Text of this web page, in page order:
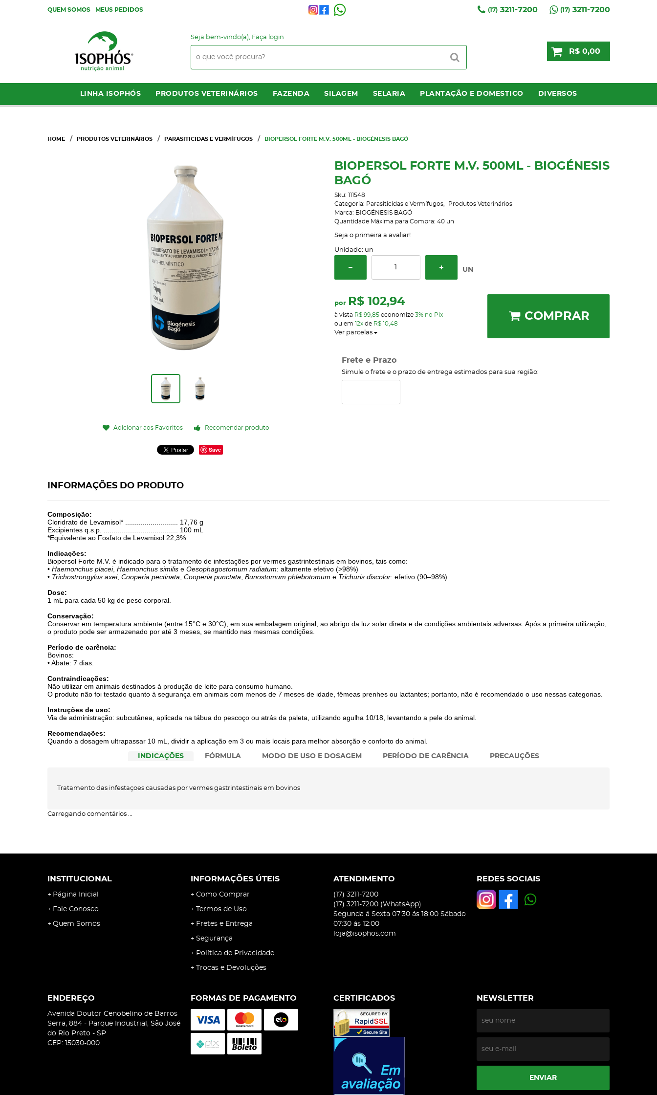
QUEM SOMOS MEUS PEDIDOS (17)3211-7200 (17)3211-7200
Seja bem-vindo(a), Faça login
R$ 0,00
LINHA ISOPHÓS PRODUTOS VETERINÁRIOS FAZENDA SILAGEM SELARIA PLANTAÇÃO E DOMESTICO DIVERSOS
HOME PRODUTOS VETERINÁRIOS PARASITICIDAS E VERMÍFUGOS BIOPERSOL FORTE M.V. 500ML - BIOGÉNESIS BAGÓ
Adicionar aos Favoritos Recomendar produto
Save
BIOPERSOL FORTE M.V. 500ML - BIOGÉNESIS
BAGÓ
Sku: 111548
Categoria: Parasiticidas e Vermífugos
Produtos Veterinários
Marca: BIOGÉNESIS BAGÓ
Quantidade Máxima para Compra: 40 un
Seja o primeira a avaliar!
Unidade: un
UN
por R$ 102,94
à vista R$ 99,85economize 3% no Pix
ou em 12xde R$ 10,48
Ver parcelas
COMPRAR
Frete e Prazo
Simule o frete e o prazo de entrega estimados para sua região:
INFORMAÇÕES DO PRODUTO
Composição:
Cloridrato de Levamisol* ........................... 17,76 g
Excipientes q.s.p. ...................................... 100 mL
*Equivalente ao Fosfato de Levamisol 22,3%
Indicações:
Biopersol Forte M.V. é indicado para o tratamento de infestações por vermes gastrintestinais em bovinos, tais como:
• Haemonchus placei, Haemonchus similis e Oesophagostomum radiatum: altamente efetivo (>98%)
• Trichostrongylus axei, Cooperia pectinata Cooperia punctata Bunostomum phlebotomum e Trichuris discolor: efetivo (90–98%)
Dose:
1 mL para cada 50 kg de peso corporal.
Conservação:
Conservar em temperatura ambiente (entre 15°C e 30°C), em sua embalagem original, ao abrigo da luz solar direta e de condições ambientais adversas. Após a primeira utilização,
o produto pode ser armazenado por até 3 meses, se mantido nas mesmas condições.
Período de carência:
Bovinos:
• Abate: 7 dias.
Contraindicações:
Não utilizar em animais destinados à produção de leite para consumo humano.
O produto não foi testado quanto à segurança em animais com menos de 7 meses de idade, fêmeas prenhes ou lactantes; portanto, não é recomendado o uso nessas categorias.
Instruções de uso:
Via de administração: subcutânea, aplicada na tábua do pescoço ou atrás da paleta, utilizando agulha 10/18, levantando a pele do animal.
Recomendações:
Quando a dosagem ultrapassar 10 mL, dividir a aplicação em 3 ou mais locais para melhor absorção e conforto do animal.
INDICAÇÕES FÓRMULA MODO DE USO E DOSAGEM PERÍODO DE CARÊNCIA PRECAUÇÕES
Tratamento das infestaçoes causadas por vermes gastrintestinais em bovinos
Carregando comentários ...
INSTITUCIONAL
Página Inicial
Fale Conosco
Quem Somos
INFORMAÇÕES ÚTEIS
Como Comprar
Termos de Uso
Fretes e Entrega
Segurança
Política de Privacidade
Trocas e Devoluções
ATENDIMENTO
(17) 3211-7200
(17) 3211-7200 (WhatsApp)
Segunda á Sexta 07:30 ás 18:00 Sábado
07:30 ás 12:00
loja@isophos.com
REDES SOCIAIS
ENDEREÇO
Avenida Doutor Cenobelino de Barros
Serra, 884 - Parque Industrial, São José
do Rio Preto - SP
CEP: 15030-000
FORMAS DE PAGAMENTO CERTIFICADOS NEWSLETTER
ENVIAR